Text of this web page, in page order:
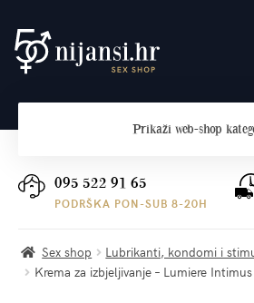
Preskoči
na
Skoči
do
Plaćanje i dostava
Prikaži web-shop
095 522 91 65
PODRŠKA PON-SUB 8-20H
Sex shop Lubrikanti, kondomi i
Krema za izbjeljivanje – Lumiere